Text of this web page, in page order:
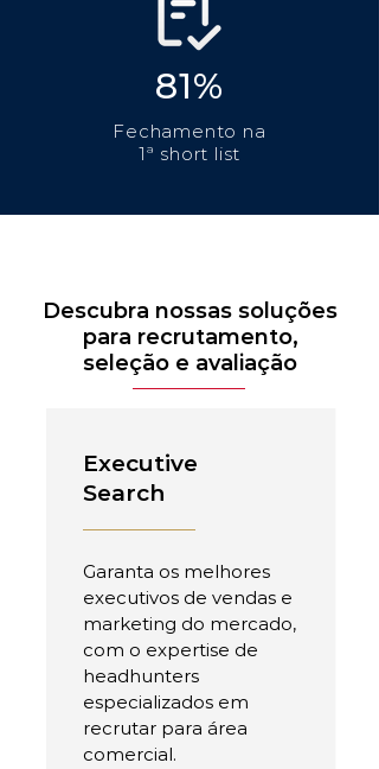
81%
Fechamento na
1ª short list
Descubra nossas soluções
para recrutamento,
seleção e avaliação
Executive
Search
Garanta os melhores
executivos de vendas e
marketing do mercado,
com o expertise de
headhunters
especializados em
recrutar para área
comercial.